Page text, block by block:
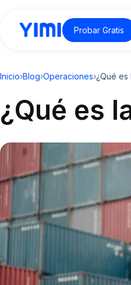
Probar Gratis
Inicio›Blog›Operaciones›¿Qué
¿Qué es